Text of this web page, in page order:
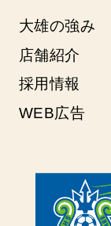
大雄の強み
店舗紹介
採用情報
WEB広告